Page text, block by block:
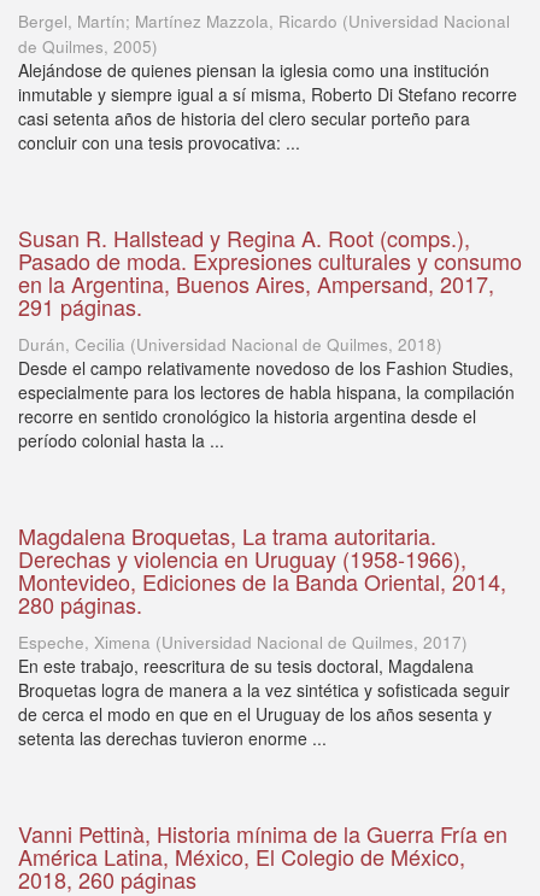
Bergel, Martín; Martínez Mazzola, Ricardo (Universidad Nacional
de Quilmes, 2005)
Alejándose de quienes piensan la iglesia como una institución
inmutable y siempre igual a sí misma, Roberto Di Stefano recorre
casi setenta años de historia del clero secular porteño para
concluir con una tesis provocativa: ...
Susan R. Hallstead y Regina A. Root (comps.),
Pasado de moda. Expresiones culturales y consumo
en la Argentina, Buenos Aires, Ampersand, 2017,
291 páginas.
Durán, Cecilia (Universidad Nacional de Quilmes, 2018)
Desde el campo relativamente novedoso de los Fashion Studies,
especialmente para los lectores de habla hispana, la compilación
recorre en sentido cronológico la historia argentina desde el
período colonial hasta la ...
Magdalena Broquetas, La trama autoritaria.
Derechas y violencia en Uruguay (1958-1966),
Montevideo, Ediciones de la Banda Oriental, 2014,
280 páginas.
Espeche, Ximena (Universidad Nacional de Quilmes, 2017)
En este trabajo, reescritura de su tesis doctoral, Magdalena
Broquetas logra de manera a la vez sintética y sofisticada seguir
de cerca el modo en que en el Uruguay de los años sesenta y
setenta las derechas tuvieron enorme ...
Vanni Pettinà, Historia mínima de la Guerra Fría en
América Latina, México, El Colegio de México,
2018, 260 páginas